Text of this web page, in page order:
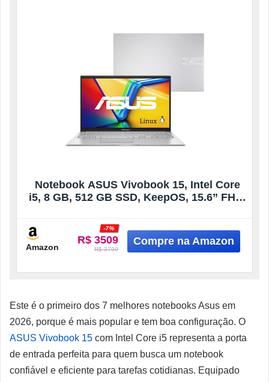
Notebook ASUS Vivobook 15, Intel Core
i5, 8 GB, 512 GB SSD, KeepOS, 15.6” FHD,
Amazon
R$ 3509
-7%
R$ 3799
Este é o primeiro dos 7 melhores notebooks Asus em
2026, porque é mais popular e tem boa configuração. O
ASUS Vivobook 15 com Intel Core i5 representa a porta
de entrada perfeita para quem busca um notebook
confiável e eficiente para tarefas cotidianas. Equipado